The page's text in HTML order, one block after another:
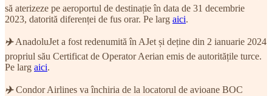
să aterizeze pe aeroportul de destinație în data de 31 decembrie
2023, datorită diferenței de fus orar. Pe larg aici.
✈️AnadoluJet a fost redenumită în AJet și deține din 2 ianuarie 2024
propriul său Certificat de Operator Aerian emis de autoritățile turce.
Pe larg aici.
✈️Condor Airlines va închiria de la locatorul de avioane BOC